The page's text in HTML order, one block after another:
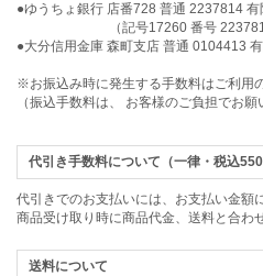
●ゆうちょ銀行 店番728 普通 2237814 有
（記号17260 番号
●大分信用金庫 森町支店 普通 0104413
※お振込み時に発生する手数料はご利用
（振込手数料は、 お客様のご負担でお願
代引き手数料について（一律・税込550
代引きでのお支払いには、お支払い金額
商品受け取り時に商品代金、送料と合わ
送料について